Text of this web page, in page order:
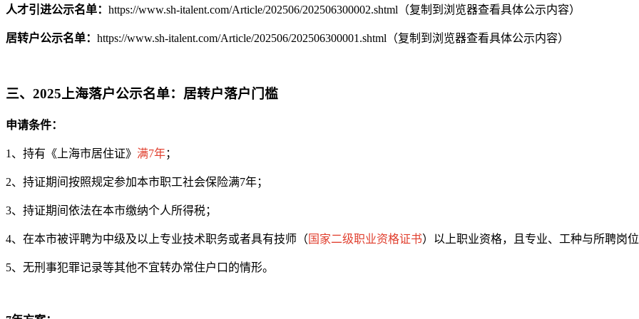
人才引进公示名单： https://www.sh-italent.com/Article/202506/202506300002.shtml（复制到浏览器查看具体公示内容）
居转户公示名单： https://www.sh-italent.com/Article/202506/202506300001.shtml（复制到浏览器查看具体公示内容）
三、2025上海落户公示名单：居转户落户门槛
申请条件：
1、持有《上海市居住证》 满7年；
2、持证期间按照规定参加本市职工社会保险满7年；
3、持证期间依法在本市缴纳个人所得税；
4、在本市被评聘为中级及以上专业技术职务或者具有技师（ 国家二级职业资格证书）以上职业资格，且专业、工种与所聘岗
5、无刑事犯罪记录等其他不宜转办常住户口的情形。